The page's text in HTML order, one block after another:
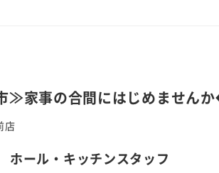
≫家事の合間にはじめません
店
ホール・キッチンスタッフ